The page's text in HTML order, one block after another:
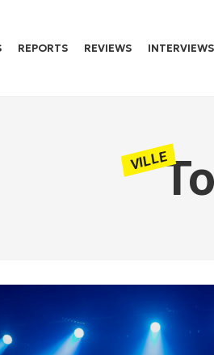
REPORTS REVIEWS INTERVIEWS
VILLE